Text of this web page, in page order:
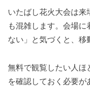
いたばし花火大会は来
も混雑します。会場
ない」と気づくと、移
無料で観覧したい人ほ
を確認しておく必要